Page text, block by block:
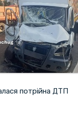
потрійна ДТП